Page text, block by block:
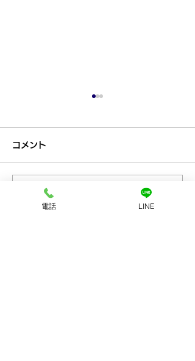
プラチナ買取なら神戸市
コメント
コメントを追加…
電話 LINE